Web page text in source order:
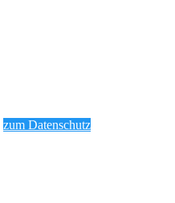
zum Datenschutz